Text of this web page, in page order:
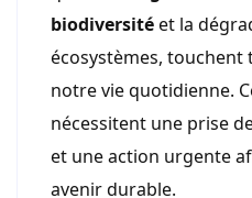
biodiversitéet la
écosystèmes, touchent
notre vie quotidienne.
nécessitent une prise
et une action urgente
avenir durable.